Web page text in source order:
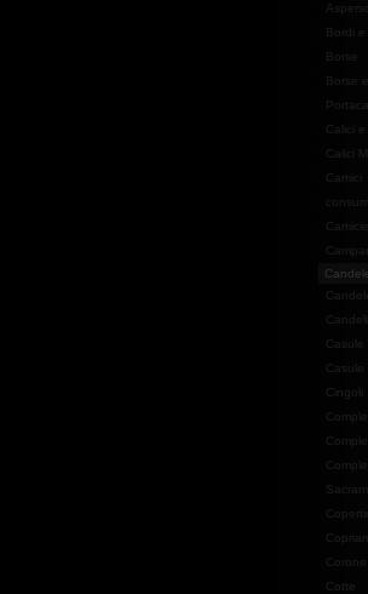
Bordi e
Borse
Borse
Calici e
Calici
Camici
Camicie
Casule
Casule
Cingoli
Corone
Cotte